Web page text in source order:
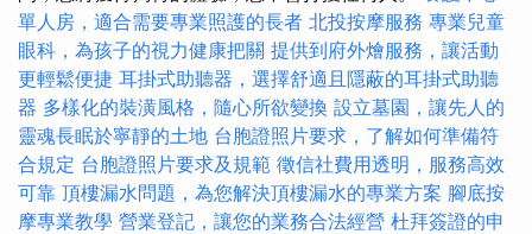
單人房，適合需要專業照護的長者 北投按摩服務 專業兒童
眼科，為孩子的視力健康把關 提供到府外燴服務，讓活動
更輕鬆便捷 耳掛式助聽器，選擇舒適且隱蔽的耳掛式助聽
器 多樣化的裝潢風格，隨心所欲變換 設立墓園，讓先人的
靈魂長眠於寧靜的土地 台胞證照片要求，了解如何準備符
合規定 台胞證照片要求及規範 徵信社費用透明，服務高效
可靠 頂樓漏水問題，為您解決頂樓漏水的專業方案 腳底按
摩專業教學 營業登記，讓您的業務合法經營 杜拜簽證的申